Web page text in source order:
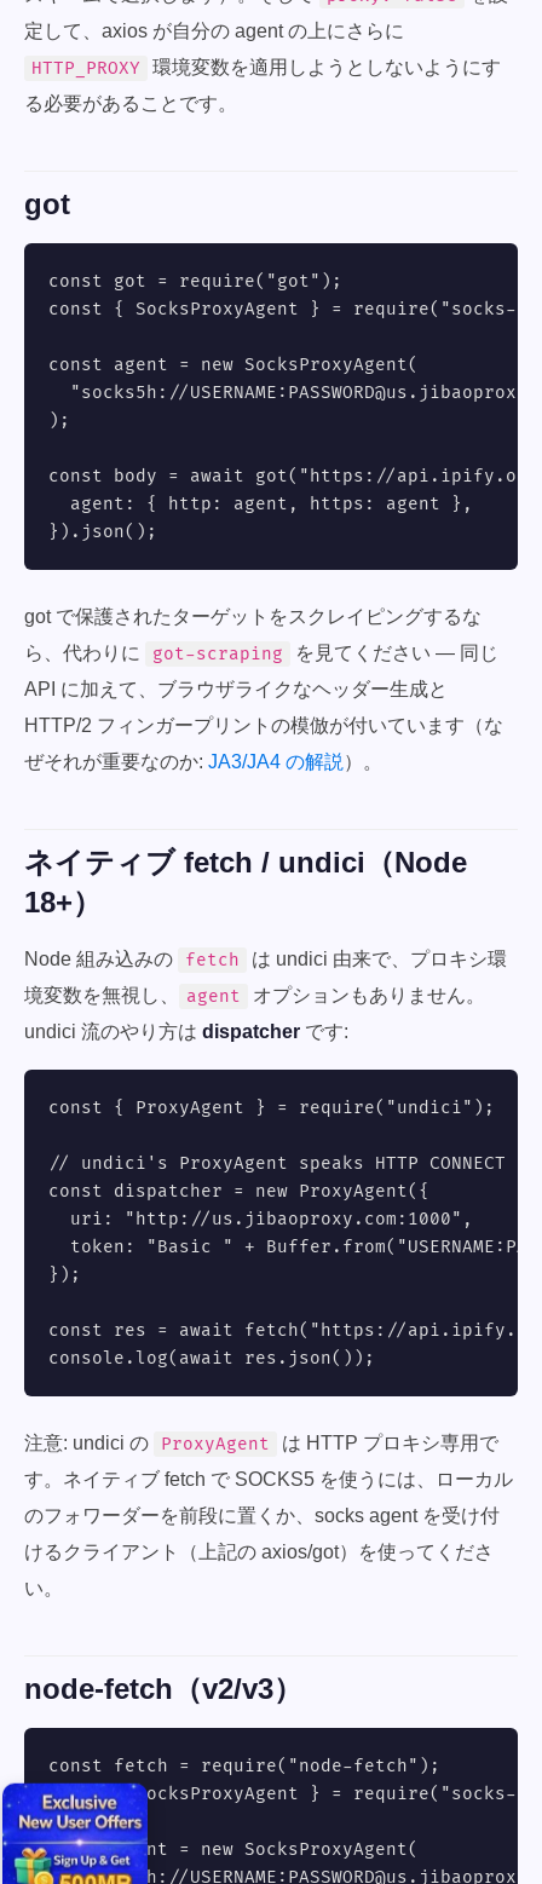
定して、axios が自分の agent の上にさらに
HTTP_PROXY
環境変数を適用しようとしないようにす
る必要があることです。
got
const got = require("got");
const { SocksProxyAgent } = require("socks-
const agent = new SocksProxyAgent(
  "socks5h://USERNAME:
);
const body = await got("https://
  agent: { http: agent, https: agent },
}).json();
got で保護されたターゲットをスクレイピングするな
ら、代わりに
got-scraping
を見てください — 同じ
API に加えて、ブラウザライクなヘッダー生成と
HTTP/2 フィンガープリントの模倣が付いています（な
ぜそれが重要なのか: JA3/JA4 の解説 ）。
ネイティブ fetch / undici（Node
18+）
Node 組み込みの fetch
は undici 由来で、プロキシ環
境変数を無視し、
agent
オプションもありません。
undici 流のやり方は dispatcher です:
const { ProxyAgent } = require("undici");
// undici's ProxyAgent speaks HTTP CONNECT
const dispatcher = new ProxyAgent({
  uri: "http://us.jibaoproxy.com:1000",
token: "Basic " +
});
const res = await fetch("https://
console.log(await res.json());
注意: undici の ProxyAgent
は HTTP プロキシ専用で
す。ネイティブ fetch で SOCKS5 を使うには、ローカル
のフォワーダーを前段に置くか、socks agent を受け付
けるクライアント（上記の axios/got）を使ってくださ
い。
node-fetch（v2/v3）
const fetch = require("node-fetch");
const { SocksProxyAgent } = require("socks-
const agent = new SocksProxyAgent(
  "socks5h://USERNAME: